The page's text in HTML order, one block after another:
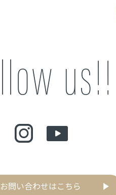
お問い合わせはこちら